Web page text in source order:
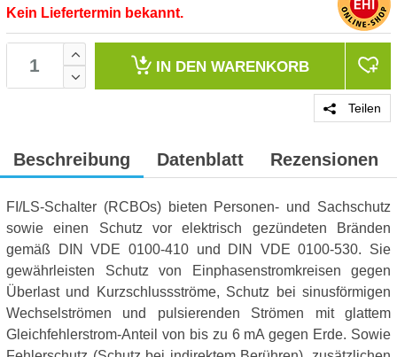
Kein Liefertermin bekannt.
IN DEN WARENKORB
Teilen
Beschreibung Datenblatt Rezensionen
FI/LS-Schalter (RCBOs) bieten Personen- und Sachschutz
sowie einen Schutz vor elektrisch gezündeten Bränden
gemäß DIN VDE 0100-410 und DIN VDE 0100-530. Sie
gewährleisten Schutz von Einphasenstromkreisen gegen
Überlast und Kurzschlussströme, Schutz bei sinusförmigen
Wechselströmen und pulsierenden Strömen mit glattem
Gleichfehlerstrom-Anteil von bis zu 6 mA gegen Erde. Sowie